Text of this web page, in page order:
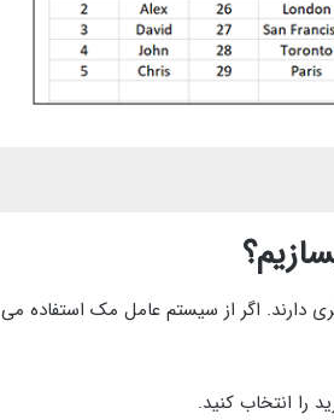
دارند. اگر از سیستم عامل مک استفاده می